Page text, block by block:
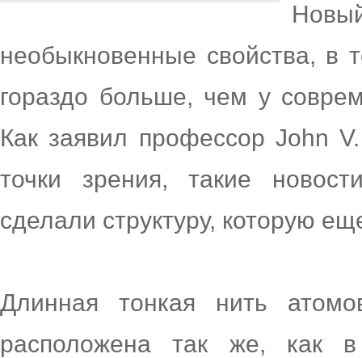
необыкновенные свойства, в
гораздо больше, чем у
Как заявил профессор John
точки зрения, такие
сделали структуру, которую
Длинная тонкая нить
расположена так же, как в